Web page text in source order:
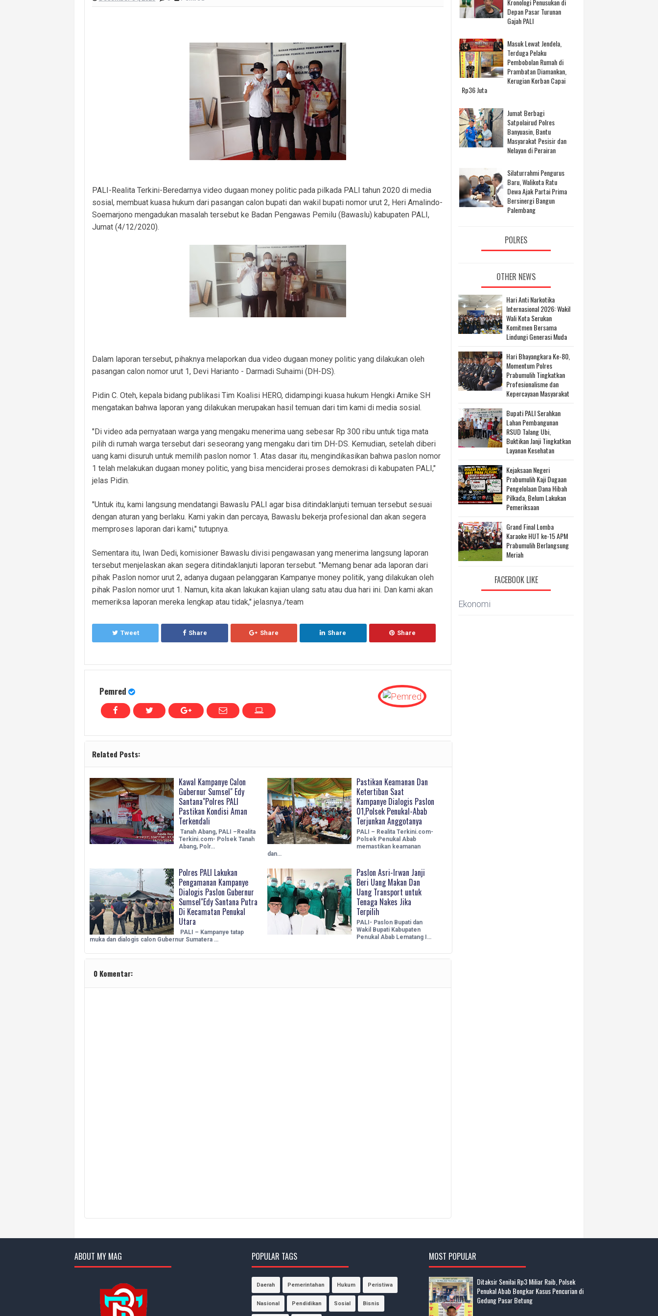
Tinjau Posko Karhutla, Wali Kota Prabumulih Imbau Masyarakat Hindari Membakar Lahan
Sinergi Polres PALI–Brimob Makin Solid, Kunjungan Kerja Bahas Koordinasi Operasional
Perkuat Koordinasi Lintas Unsur, Polri Dampingi Evaluasi Tata Kelola Pemerintahan Desa Beruge Darat
Pemerintah Desa Muara Damai Mulai Kerjakan Penggantian Platdeker Patah dan Perataan Jalan dari Dana Desa.
Diduga Rusak Lingkungan Yang Disebabkan Angkutan Tanah, Warga Desa Sungai Dua Resah Debu dan Rumah Mulai Retak
PALI-Realita Terkini-Beredarnya video dugaan money politic pada pilkada PALI tahun 2020 di media
sosial, membuat kuasa hukum dari pasangan calon bupati dan wakil bupati nomor urut 2, Heri Amalindo-
Soemarjono mengadukan masalah tersebut ke Badan Pengawas Pemilu (Bawaslu) kabupaten PALI,
Jumat (4/12/2020).
Dalam laporan tersebut, pihaknya melaporkan dua video dugaan money politic yang dilakukan oleh
pasangan calon nomor urut 1, Devi Harianto - Darmadi Suhaimi (DH-DS).
Pidin C. Oteh, kepala bidang publikasi Tim Koalisi HERO, didampingi kuasa hukum Hengki Arnike SH
mengatakan bahwa laporan yang dilakukan merupakan hasil temuan dari tim kami di media sosial.
"Di video ada pernyataan warga yang mengaku menerima uang sebesar Rp 300 ribu untuk tiga mata
pilih di rumah warga tersebut dari seseorang yang mengaku dari tim DH-DS. Kemudian, setelah diberi
uang kami disuruh untuk memilih paslon nomor 1. Atas dasar itu, mengindikasikan bahwa paslon nomor
1 telah melakukan dugaan money politic, yang bisa menciderai proses demokrasi di kabupaten PALI,"
jelas Pidin.
"Untuk itu, kami langsung mendatangi Bawaslu PALI agar bisa ditindaklanjuti temuan tersebut sesuai
dengan aturan yang berlaku. Kami yakin dan percaya, Bawaslu bekerja profesional dan akan segera
memproses laporan dari kami," tutupnya.
Sementara itu, Iwan Dedi, komisioner Bawaslu divisi pengawasan yang menerima langsung laporan
tersebut menjelaskan akan segera ditindaklanjuti laporan tersebut. "Memang benar ada laporan dari
pihak Paslon nomor urut 2, adanya dugaan pelanggaran Kampanye money politik, yang dilakukan oleh
pihak Paslon nomor urut 1. Namun, kita akan lakukan kajian ulang satu atau dua hari ini. Dan kami akan
memeriksa laporan mereka lengkap atau tidak," jelasnya./team
Tweet Share Share Share Share
Pemred
Related Posts:
Kawal Kampanye Calon
Gubernur Sumsel" Edy
Santana"Polres PALI
Pastikan Kondisi Aman
Terkendali
Tanah Abang, PALI –Realita
Terkini.com- Polsek Tanah
Abang, Polr…
Pastikan Keamanan Dan
Ketertiban Saat
Kampanye Dialogis Paslon
01,Polsek Penukal-Abab
Terjunkan Anggotanya
PALI – Realita Terkini.com-
Polsek Penukal Abab
memastikan keamanan
dan…
Polres PALI Lakukan
Pengamanan Kampanye
Dialogis Paslon Gubernur
Sumsel"Edy Santana Putra
Di Kecamatan Penukal
Utara
PALI – Kampanye tatap
muka dan dialogis calon Gubernur Sumatera …
Paslon Asri-Irwan Janji
Beri Uang Makan Dan
Uang Transport untuk
Tenaga Nakes Jika
Terpilih
PALI- Paslon Bupati dan
Wakil Bupati Kabupaten
Penukal Abab Lematang I…
0 Komentar:
Kronologi Penusukan di
Depan Pasar Turunan
Gajah PALI
Masuk Lewat Jendela,
Terduga Pelaku
Pembobolan Rumah di
Prambatan Diamankan,
Kerugian Korban Capai
Rp36 Juta
Jumat Berbagi
Satpolairud Polres
Banyuasin, Bantu
Masyarakat Pesisir dan
Nelayan di Perairan
Silaturrahmi Pengurus
Baru, Walikota Ratu
Dewa Ajak Partai Prima
Bersinergi Bangun
Palembang
POLRES
OTHER NEWS
Hari Anti Narkotika
Internasional 2026: Wakil
Wali Kota Serukan
Komitmen Bersama
Lindungi Generasi Muda
Hari Bhayangkara Ke-80,
Momentum Polres
Prabumulih Tingkatkan
Profesionalisme dan
Kepercayaan Masyarakat
Bupati PALI Serahkan
Lahan Pembangunan
RSUD Talang Ubi,
Buktikan Janji Tingkatkan
Layanan Kesehatan
Kejaksaan Negeri
Prabumulih Kaji Dugaan
Pengelolaan Dana Hibah
Pilkada, Belum Lakukan
Pemeriksaan
Grand Final Lomba
Karaoke HUT ke-15 APM
Prabumulih Berlangsung
Meriah
FACEBOOK LIKE
Ekonomi
ABOUT MY MAG POPULAR TAGS
Daerah Pemerintahan Hukum Peristiwa
Nasional Pendidikan Sosial Bisnis
MOST POPULAR
Ditaksir Senilai Rp3 Miliar Raib, Polsek
Penukal Abab Bongkar Kasus Pencurian di
Gedung Pasar Betung